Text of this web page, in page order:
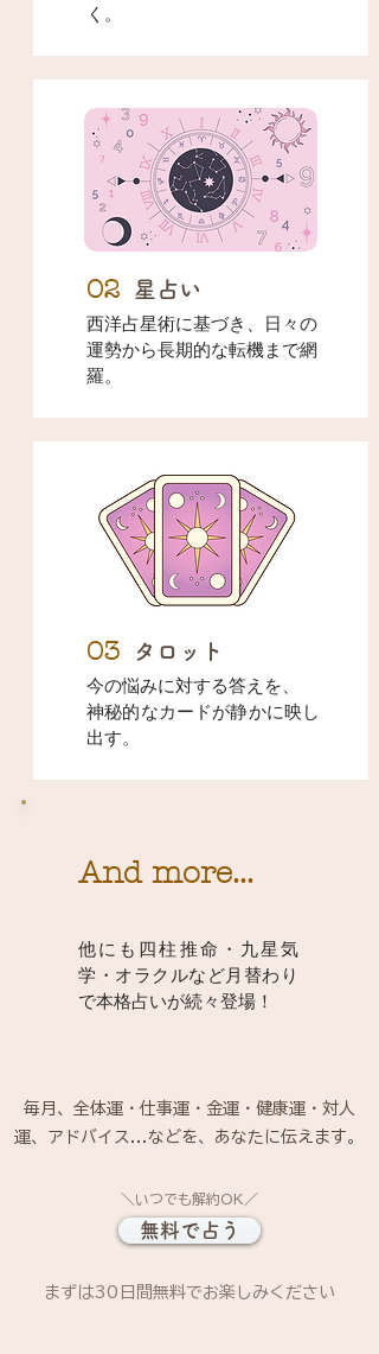
く。
02
星占い
西洋占星術に基づき、日々の
運勢から長期的な転機まで網
羅。
03
タロット
今の悩みに対する答えを、
神秘的なカードが静かに映し
出す。
And more...
他にも四柱推命・九星気
学・オラクルなど月替わり
で本格占いが続々登場！
毎月、全体運・仕事運・金運・健康運・対人
運、アドバイス...などを、あなたに伝えます。
＼いつでも解約OK／
無料で占う
まずは30日間無料でお楽しみください